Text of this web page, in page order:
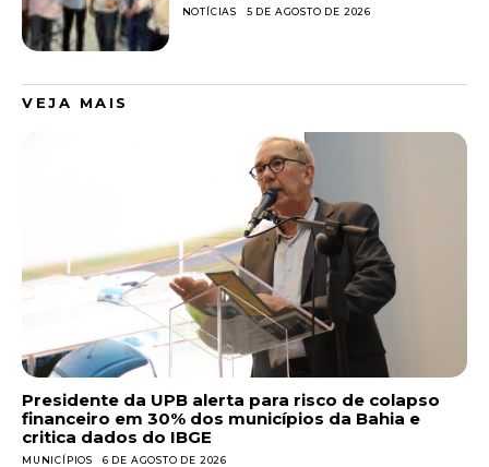
NOTÍCIAS 5 DE AGOSTO DE 2026
VEJA MAIS
Presidente da UPB alerta para risco de colapso
financeiro em 30% dos municípios da Bahia e
critica dados do IBGE
MUNICÍPIOS 6 DE AGOSTO DE 2026